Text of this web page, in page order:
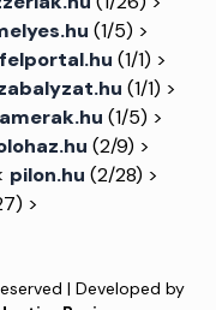
(1/5) >
(1/1) >
(1/1) >
(1/5) >
(2/9) >
pilon.hu (2/28) >
>
| Developed by